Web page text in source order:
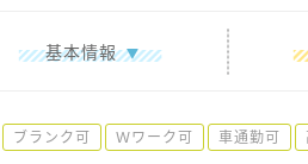
基本情報
ブランク可 Ｗワーク可 車通勤可